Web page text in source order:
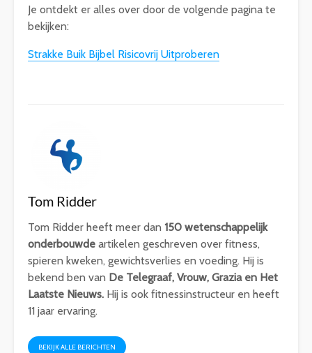
Je ontdekt er alles over door de volgende pagina te
bekijken:
Strakke Buik Bijbel Risicovrij Uitproberen
Tom Ridder
Tom Ridder heeft meer dan 150 wetenschappelijk
onderbouwde artikelen geschreven over fitness,
spieren kweken, gewichtsverlies en voeding. Hij is
bekend ben van De Telegraaf, Vrouw, Grazia en Het
Laatste Nieuws. Hij is ook fitnessinstructeur en heeft
11 jaar ervaring.
BEKIJK ALLE BERICHTEN